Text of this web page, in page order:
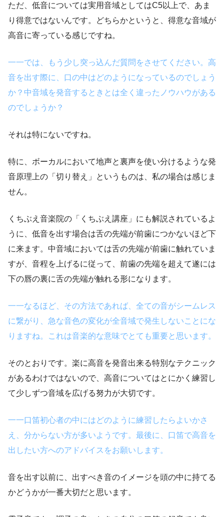
ただ、低音については実用音域としてはC5以上で、あま
り得意ではないんです。どちらかというと、得意な音域が
高音に寄っている感じですね。
一一では、もう少し突っ込んだ質問をさせてください。高
音を出す際に、口の中はどのようになっているのでしょう
か？ 中音域を発音するときとは全く違ったノウハウがある
のでしょうか？
それは特にないですね。
特に、ボーカルにおいて地声と裏声を使い分けるような発
音原理上の「切り替え」というものは、私の場合は感じま
せん。
くちぶえ音楽院の「くちぶえ講座」にも解説されているよ
うに、低音を出す場合は舌の先端が前歯につかないほど下
に来ます。中音域においては舌の先端が前歯に触れていま
すが、音程を上げるに従って、前歯の先端を超えて遂には
下の唇の裏に舌の先端が触れる形になります。
一一なるほど、その方法であれば、全ての音がシームレス
に繋がり、急な音色の変化が全音域で発生しないことにな
りますね。これは音楽的な意味でとても重要と思います。
そのとおりです。楽に高音を発音出来る特別なテクニック
があるわけではないので、高音についてはとにかく練習し
て少しずつ音域を広げる努力が大切です。
一一口笛初心者の中にはどのように練習したらよいかさ
え、分からない方が多いようです。最後に、口笛で高音を
出したい方へのアドバイスをお願いします。
音を出す以前に、出すべき音のイメージを頭の中に持てる
かどうかが一番大切だと思います。